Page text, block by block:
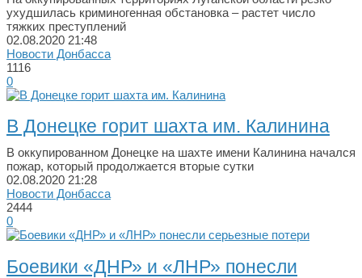
ухудшилась криминогенная обстановка – растет число
тяжких преступлений
02.08.2020 21:48
Новости Донбасса
1116
0
В Донецке горит шахта им. Калинина
В оккупированном Донецке на шахте имени Калинина начался
пожар, который продолжается вторые сутки
02.08.2020 21:28
Новости Донбасса
2444
0
Боевики «ДНР» и «ЛНР» понесли